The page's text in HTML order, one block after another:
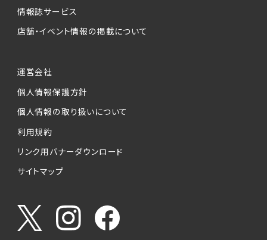
ービスの実施にあたりそれぞれ必要となる項目
を入力いただかない場合は、各々のサービスを
個人情報の第三者への提供について
当社は、以下の提供先に対して個人情報を提供
します。
(1)お客様が求人応募フォームより個人情報を
送信した事業主（広告主）への提供
お客様が求職活動・応募等を行った企業による
うやりとり・情報提供（採否・合否の検討を含み
ます）
情報誌サービス
店舗・イベント情報の掲載について
運営会社
個人情報保護方針
個人情報の取り扱いについて
利用規約
リンク用バナーダウンロード
サイトマップ